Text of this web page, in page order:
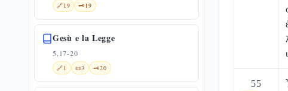
🔗19 🗝️19
Gesù e la Legge
5,17-20
🔗1 📜3 🗝️20
55